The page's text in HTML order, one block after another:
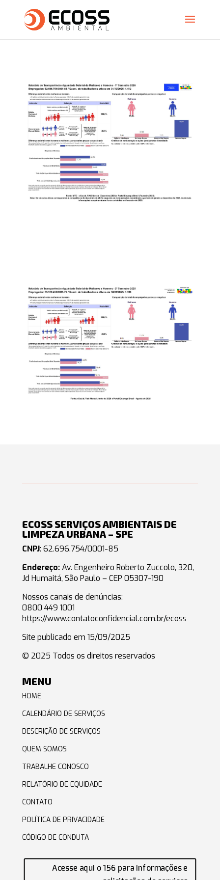
ECOSS SERVIÇOS AMBIENTAIS DE
LIMPEZA URBANA – SPE
CNPJ: 62.696.754/0001-85
Endereço:Av. Engenheiro Roberto Zuccolo, 320,
Jd Humaitá, São Paulo – CEP 05307-190
Nossos canais de denúncias:
0800 449 1001
https://www.contatoconfidencial.com.br/ecoss
Site publicado em 15/09/2025
© 2025 Todos os direitos reservados
MENU
HOME
CALENDÁRIO DE SERVIÇOS
DESCRIÇÃO DE SERVIÇOS
QUEM SOMOS
TRABALHE CONOSCO
RELATÓRIO DE EQUIDADE
CONTATO
POLÍTICA DE PRIVACIDADE
CÓDIGO DE CONDUTA
Acesse aqui o 156 para informações e